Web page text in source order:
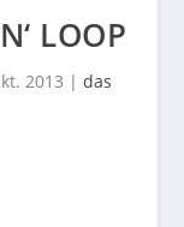
LOOP
2013 | das